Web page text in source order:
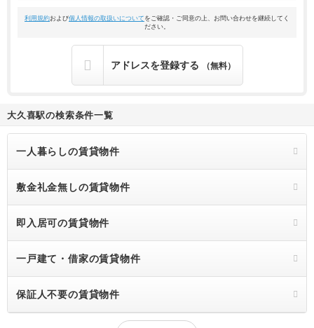
利用規約および個人情報の取扱いについて をご確認・ご同意の上、お問い合わせを継続してく
ださい。
アドレスを登録する （無料）
大久喜駅の検索条件一覧
一人暮らしの賃貸物件
敷金礼金無しの賃貸物件
即入居可の賃貸物件
一戸建て・借家の賃貸物件
保証人不要の賃貸物件